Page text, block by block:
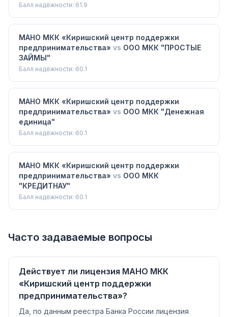
Балл надёжности: 61.9
МАНО МКК «Киришский центр поддержки
предпринимательства» vs ООО МКК "ПРОСТЫЕ
ЗАЙМЫ"
Балл надёжности: 60.1
МАНО МКК «Киришский центр поддержки
предпринимательства» vs ООО МКК "Денежная
единица"
Балл надёжности: 60.1
МАНО МКК «Киришский центр поддержки
предпринимательства» vs ООО МКК
"КРЕДИТНАУ"
Балл надёжности: 60.1
Часто задаваемые вопросы
Действует ли лицензия МАНО МКК
«Киришский центр поддержки
предпринимательства»?
Да, по данным реестра Банка России лицензия